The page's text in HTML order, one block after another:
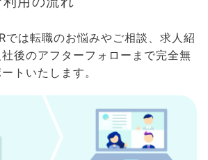
では転職のお悩みやご相談、求人紹
後のアフターフォローまで完全無
トいたします。